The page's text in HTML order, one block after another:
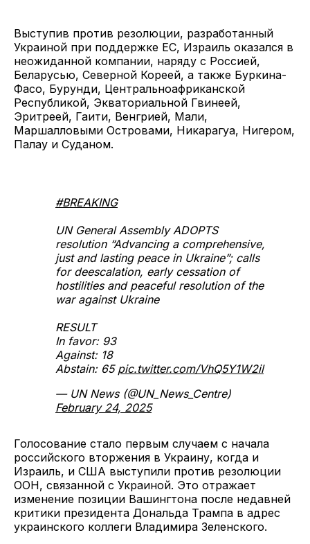
Выступив против резолюции, разработанный
Украиной при поддержке ЕС, Израиль оказался в
неожиданной компании, наряду с Россией,
Беларусью, Северной Кореей, а также Буркина-
Фасо, Бурунди, Центральноафриканской
Республикой, Экваториальной Гвинеей,
Эритреей, Гаити, Венгрией, Мали,
Маршалловыми Островами, Никарагуа, Нигером,
Палау и Суданом.
#BREAKING
UN General Assembly ADOPTS
resolution “Advancing a comprehensive,
just and lasting peace in Ukraine”; calls
for deescalation, early cessation of
hostilities and peaceful resolution of the
war against Ukraine
RESULT
In favor: 93
Against: 18
Abstain: 65 pic.twitter.com/VhQ5Y1W2il
— UN News (@UN_News_Centre)
February 24, 2025
Голосование стало первым случаем с начала
российского вторжения в Украину, когда и
Израиль, и США выступили против резолюции
ООН, связанной с Украиной. Это отражает
изменение позиции Вашингтона после недавней
критики президента Дональда Трампа в адрес
украинского коллеги Владимира Зеленского.